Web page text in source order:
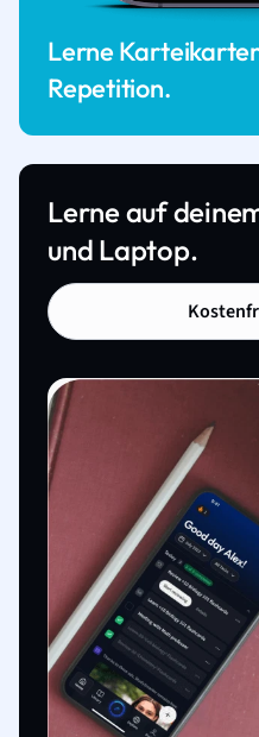
Lerne
Repetition.
Lerne auf
und Laptop.